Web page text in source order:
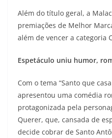
Além do título geral, a
premiações de Melhor
além de vencer a categoria
Espetáculo uniu humor,
Com o tema “Santo que
apresentou uma comédia
protagonizada pela
Querer, que, cansada de
decide cobrar de Santo